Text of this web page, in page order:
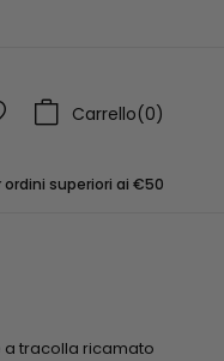
Carrello(0)
superiori ai €50
a tracolla ricamato